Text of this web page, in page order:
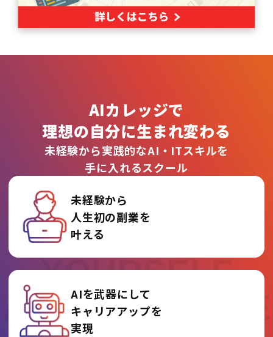
REINVENT
YOURSELF
AT AI COLLEGE
AIカレッジで
理想の自分に生まれ変わる
未経験から実践的なAI・ITスキルを
手に入れるスクール
未経験から
人生初の副業を
叶える
AIを武器にして
キャリアアップを
実現